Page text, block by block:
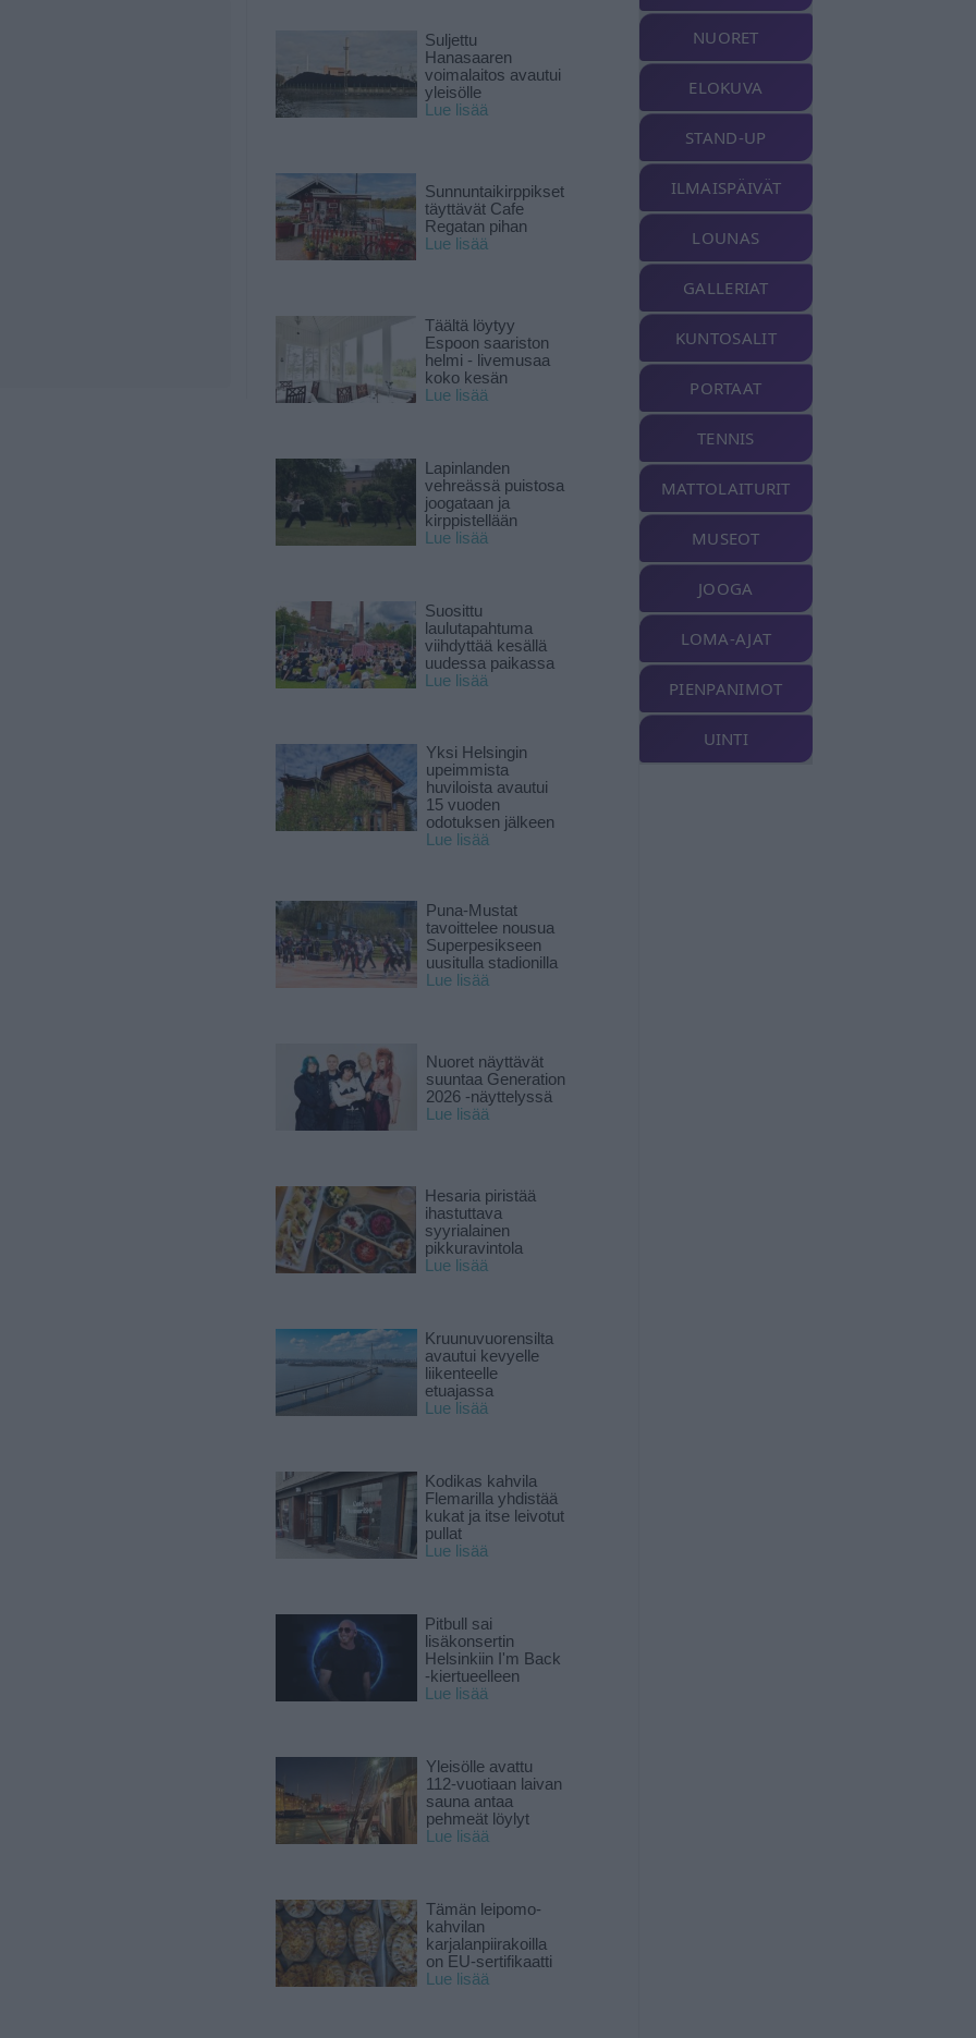
Suljettu
Hanasaaren
voimalaitos avautui
yleisölle
Lue lisää
Sunnuntaikirppikset
täyttävät Cafe
Regatan pihan
Lue lisää
Täältä löytyy
Espoon saariston
helmi - livemusaa
koko kesän
Lue lisää
Lapinlanden
vehreässä puistosa
joogataan ja
kirppistellään
Lue lisää
Suosittu
laulutapahtuma
viihdyttää kesällä
uudessa paikassa
Lue lisää
Yksi Helsingin
upeimmista
huviloista avautui
15 vuoden
odotuksen jälkeen
Lue lisää
Puna-Mustat
tavoittelee nousua
Superpesikseen
uusitulla stadionilla
Lue lisää
Nuoret näyttävät
suuntaa Generation
2026 -näyttelyssä
Lue lisää
Hesaria piristää
ihastuttava
syyrialainen
pikkuravintola
Lue lisää
Kruunuvuorensilta
avautui kevyelle
liikenteelle
etuajassa
Lue lisää
Kodikas kahvila
Flemarilla yhdistää
kukat ja itse leivotut
pullat
Lue lisää
Pitbull sai
lisäkonsertin
Helsinkiin I'm Back
-kiertueelleen
Lue lisää
Yleisölle avattu
112-vuotiaan laivan
sauna antaa
pehmeät löylyt
Lue lisää
Tämän leipomo-
kahvilan
karjalanpiirakoilla
on EU-sertifikaatti
Lue lisää
NUORET
ELOKUVA
STAND-UP
ILMAISPÄIVÄT
LOUNAS
GALLERIAT
KUNTOSALIT
PORTAAT
TENNIS
MATTOLAITURIT
MUSEOT
JOOGA
LOMA-AJAT
PIENPANIMOT
UINTI